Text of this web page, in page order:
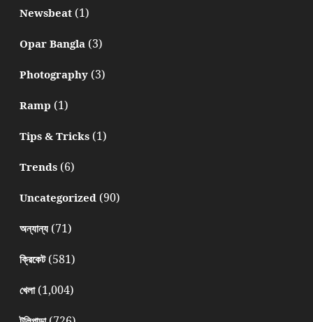
Newsbeat(1)
Opar Bangla(3)
Photography(3)
Ramp (1)
Tips & Tricks(1)
Trends(6)
Uncategorized(90)
অন্যান্য(71)
ক্রিকেট(581)
খেলা(1,004)